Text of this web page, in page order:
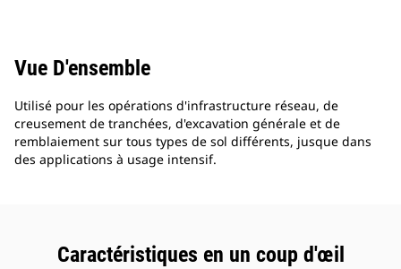
Vue D'ensemble
Utilisé pour les opérations d'infrastructure réseau, de
creusement de tranchées, d'excavation générale et de
remblaiement sur tous types de sol différents, jusque dans
des applications à usage intensif.
Caractéristiques en un coup d'œil